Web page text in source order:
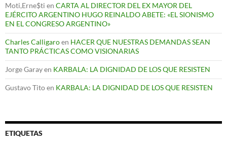
Moti,Erne$ti en CARTA AL DIRECTOR DEL EX MAYOR DEL
EJÉRCITO ARGENTINO HUGO REINALDO ABETE: «EL SIONISMO
EN EL CONGRESO ARGENTINO»
Charles Calligaroen HACER QUE NUESTRAS DEMANDAS SEAN
TANTO PRÁCTICAS COMO VISIONARIAS
Jorge Garayen KARBALA: LA DIGNIDAD DE LOS QUE RESISTEN
Gustavo Titoen KARBALA: LA DIGNIDAD DE LOS QUE RESISTEN
ETIQUETAS